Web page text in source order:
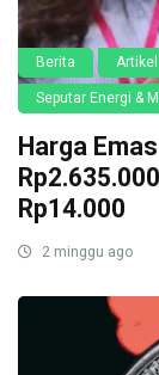
Berita Artikel
Seputar Energi &
Harga
Rp14.000
2 minggu ago